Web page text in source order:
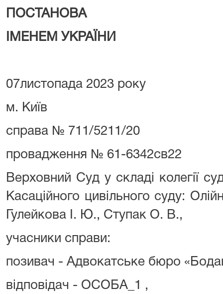
ПОСТАНОВА
ІМЕНЕМ УКРАЇНИ
07листопада 2023 року
м. Київ
справа № 711/5211/20
провадження № 61-6342св22
Верховний Суд у складі колегії
Касаційного цивільного суду:
Гулейкова І. Ю., Ступак О. В.,
учасники справи:
позивач - Адвокатське бюро
відповідач - ОСОБА_1 ,